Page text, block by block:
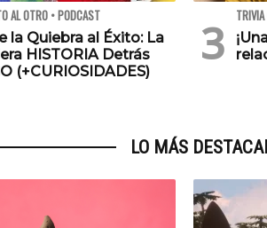
AL OTRO • PODCAST
la Quiebra al Éxito: La
HISTORIA Detrás
(+CURIOSIDADES)
LO MÁS